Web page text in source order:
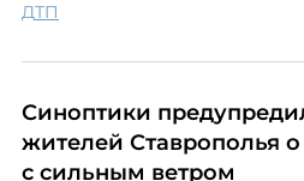
ДТП
Синоптики
жителей Ставрополья
с сильным ветром